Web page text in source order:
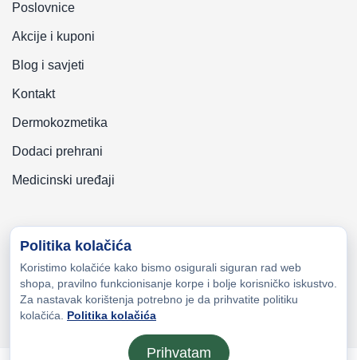
Poslovnice
Akcije i kuponi
Blog i savjeti
Kontakt
Dermokozmetika
Dodaci prehrani
Medicinski uređaji
Copyright © 2026 Zeni-Lijek Apoteka. Sva prava zadržana
Politika kolačića
Koristimo kolačiće kako bismo osigurali siguran rad web
shopa, pravilno funkcionisanje korpe i bolje korisničko iskustvo.
Za nastavak korištenja potrebno je da prihvatite politiku
kolačića. Politika kolačića
Prihvatam